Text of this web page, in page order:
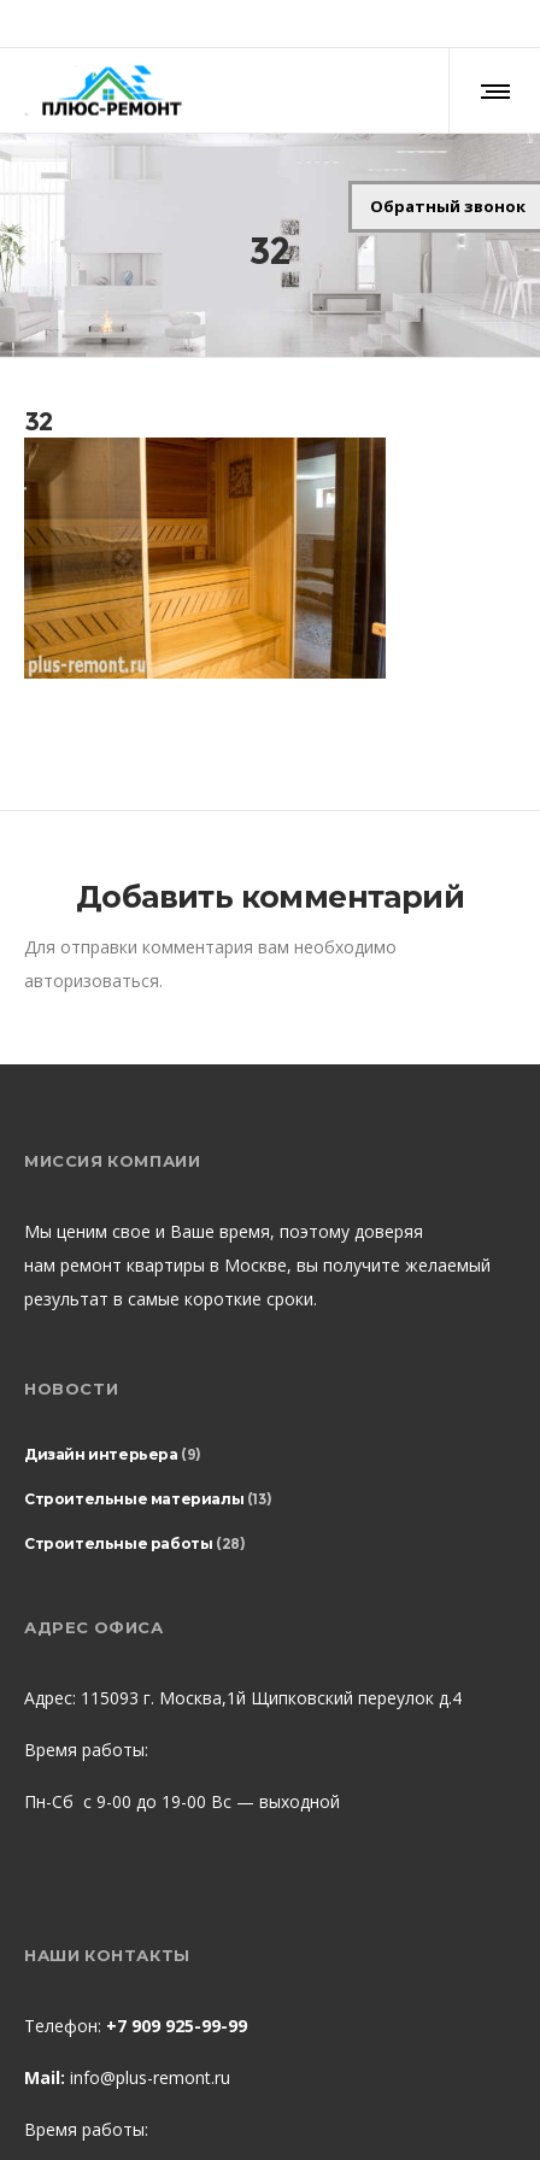
32
32
Добавить комментарий
Для отправки комментария вам необходимо
авторизоваться.
МИССИЯ КОМПАИИ
Мы ценим свое и Ваше время, поэтому доверяя
нам ремонт квартиры в Москве, вы получите желаемый
результат в самые короткие сроки.
НОВОСТИ
Дизайн интерьера (9)
Строительные материалы (13)
Строительные работы (28)
АДРЕС ОФИСА
Адрес: 115093 г. Москва,1й Щипковский переулок д.4
Время работы:
Пн-Сб с 9-00 до 19-00 Вс — выходной
НАШИ КОНТАКТЫ
Телефон: +7 909 925-99-99
Mail: info@plus-remont.ru
Время работы:
Обратный звонок